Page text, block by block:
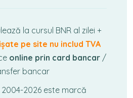
la cursul BNR al zilei +
pe site nu includ TVA
online prin card bancar /
bancar
2026 este marcă